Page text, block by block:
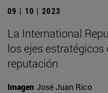
09 | 10 | 2023
La International
los ejes
reputación
Imagen José Juan Rico